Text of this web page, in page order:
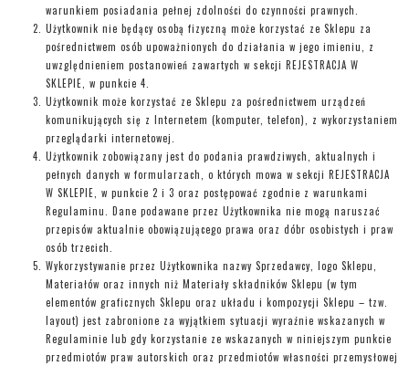
warunkiem posiadania pełnej zdolności do czynności prawnych.
Użytkownik nie będący osobą fizyczną może korzystać ze Sklepu za
pośrednictwem osób upoważnionych do działania w jego imieniu, z
uwzględnieniem postanowień zawartych w sekcji REJESTRACJA W
SKLEPIE, w punkcie 4.
Użytkownik może korzystać ze Sklepu za pośrednictwem urządzeń
komunikujących się z Internetem (komputer, telefon), z wykorzystaniem
przeglądarki internetowej.
Użytkownik zobowiązany jest do podania prawdziwych, aktualnych i
pełnych danych w formularzach, o których mowa w sekcji REJESTRACJA
W SKLEPIE, w punkcie 2 i 3 oraz postępować zgodnie z warunkami
Regulaminu. Dane podawane przez Użytkownika nie mogą naruszać
przepisów aktualnie obowiązującego prawa oraz dóbr osobistych i praw
osób trzecich.
Wykorzystywanie przez Użytkownika nazwy Sprzedawcy, logo Sklepu,
Materiałów oraz innych niż Materiały składników Sklepu (w tym
elementów graficznych Sklepu oraz układu i kompozycji Sklepu – tzw.
layout) jest zabronione za wyjątkiem sytuacji wyraźnie wskazanych w
Regulaminie lub gdy korzystanie ze wskazanych w niniejszym punkcie
przedmiotów praw autorskich oraz przedmiotów własności przemysłowej